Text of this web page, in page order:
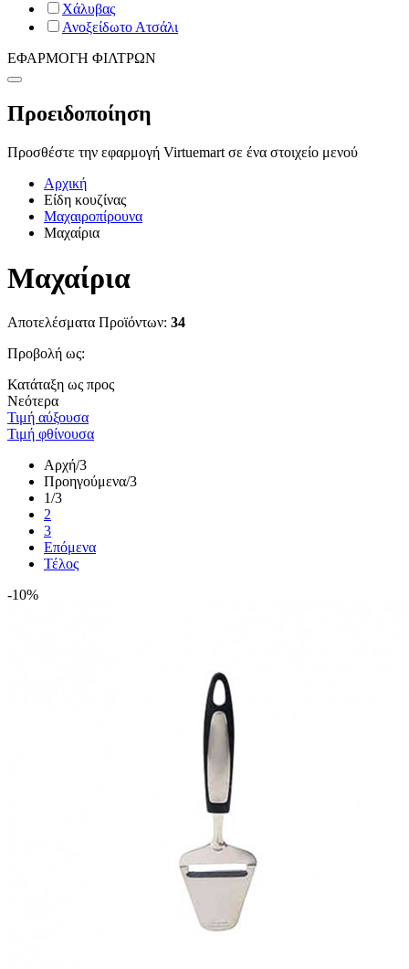
Χάλυβας
Ανοξείδωτο Ατσάλι
ΕΦΑΡΜΟΓΗ ΦΙΛΤΡΩΝ
Προειδοποίηση
Προσθέστε την εφαρμογή Virtuemart σε ένα στοιχείο μενού
Αρχική
Είδη κουζίνας
Μαχαιροπίρουνα
Μαχαίρια
Μαχαίρια
Αποτελέσματα Προϊόντων: 34
Προβολή ως:
Κατάταξη ως προς
Νεότερα
Τιμή αύξουσα
Τιμή φθίνουσα
Αρχή/3
Προηγούμενα/3
1/3
2
3
Επόμενα
Τέλος
-10%